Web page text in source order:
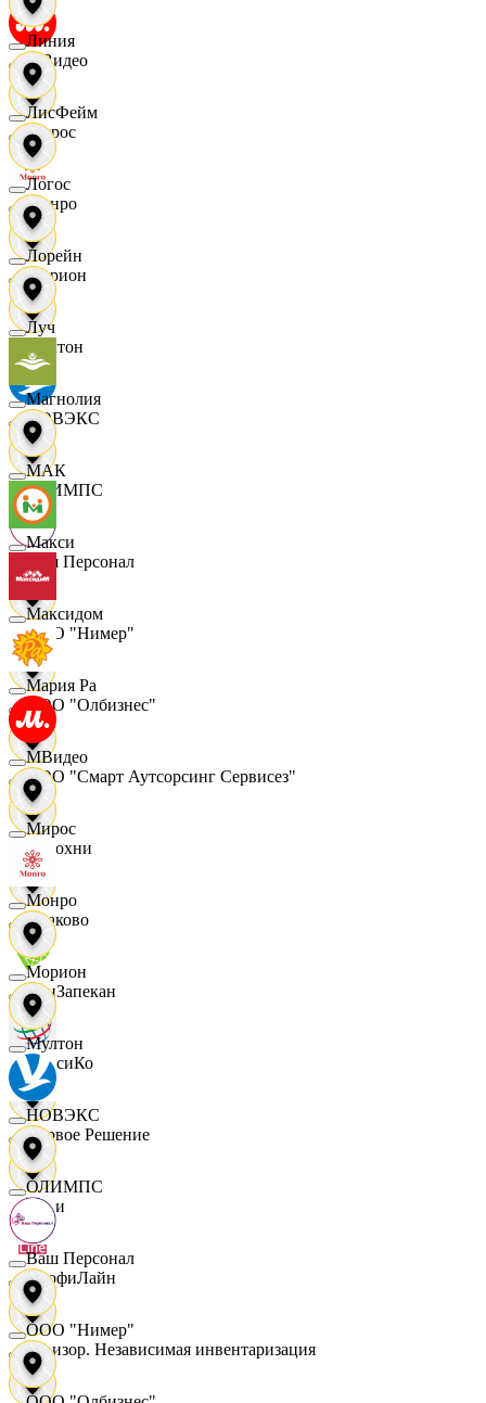
МВидео
Мирос
Монро
Морион
Мултон
НОВЭКС
ОЛИМПС
Ваш Персонал
ООО "Нимер"
ООО "Олбизнес"
ООО "Смарт Аутсорсинг Сервисез"
Отдохни
Очаково
ПанЗапекан
ПепсиКо
Первое Решение
Пери
ПрофиЛайн
Ревизор. Независимая инвентаризация
Линия
ЛисФейм
Логос
Лорейн
Луч
Магнолия
МАК
Макси
Максидом
Мария Ра
МВидео
Мирос
Монро
Морион
Мултон
НОВЭКС
ОЛИМПС
Ваш Персонал
ООО "Нимер"